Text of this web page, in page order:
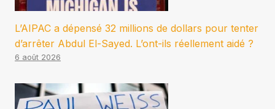
L’AIPAC a dépensé 32 millions de dollars pour tenter
d’arrêter Abdul El-Sayed. L’ont-ils réellement aidé ?
6 août 2026